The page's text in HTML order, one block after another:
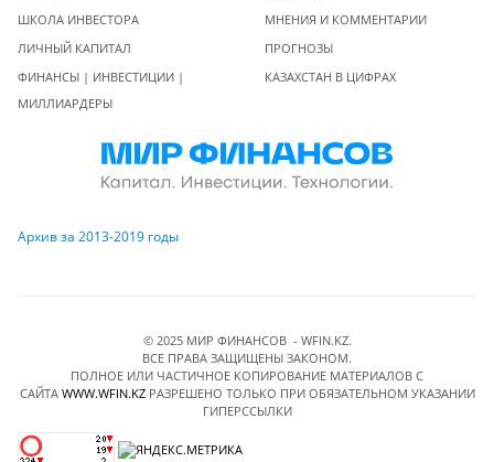
ШКОЛА ИНВЕСТОРА
ЛИЧНЫЙ КАПИТАЛ
ФИНАНСЫ | ИНВЕСТИЦИИ |
МИЛЛИАРДЕРЫ
МНЕНИЯ И КОММЕНТАРИИ
ПРОГНОЗЫ
КАЗАХСТАН В ЦИФРАХ
Архив за 2013-2019 годы
© 2025 МИР ФИНАНСОВ - WFIN.KZ.
ВСЕ ПРАВА ЗАЩИЩЕНЫ ЗАКОНОМ.
ПОЛНОЕ ИЛИ ЧАСТИЧНОЕ КОПИРОВАНИЕ МАТЕРИАЛОВ C
САЙТА WWW.WFIN.KZРАЗРЕШЕНО ТОЛЬКО ПРИ ОБЯЗАТЕЛЬНОМ УКАЗАНИИ
ГИПЕРССЫЛКИ